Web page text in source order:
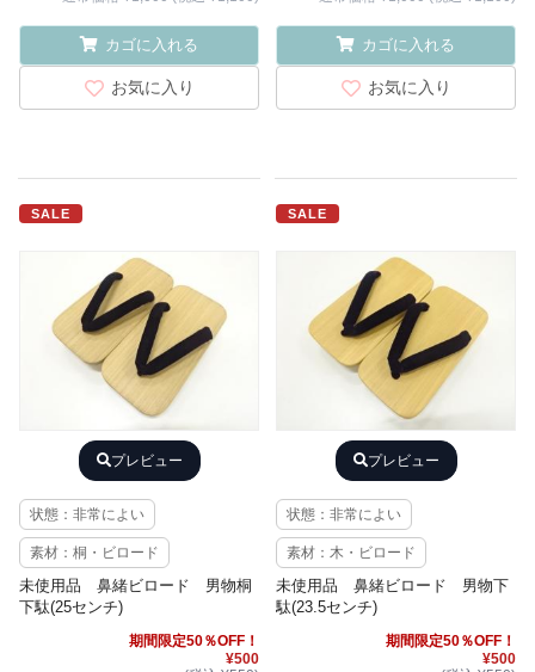
カゴに入れる
お気に入り
カゴに入れる
お気に入り
SALE
プレビュー
状態：非常によい
素材：桐・ビロード
未使用品 鼻緒ビロード 男物桐
下駄(25センチ)
期間限定50％OFF！
¥500
SALE
プレビュー
状態：非常によい
素材：木・ビロード
未使用品 鼻緒ビロード 男物下
駄(23.5センチ)
期間限定50％OFF！
¥500